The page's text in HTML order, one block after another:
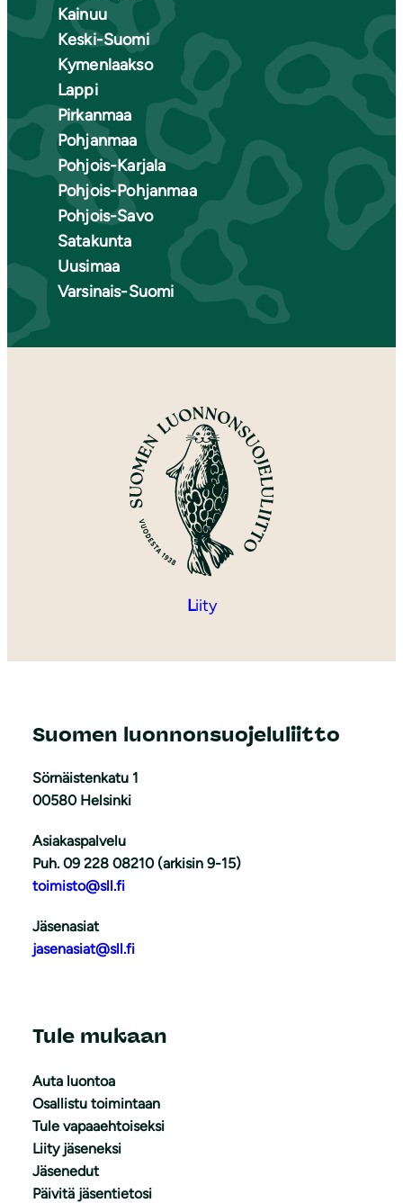
Kainuu
Keski-Suomi
Kymenlaakso
Lappi
Pirkanmaa
Pohjanmaa
Pohjois-Karjala
Pohjois-Pohjanmaa
Pohjois-Savo
Satakunta
Uusimaa
Varsinais-Suomi
Liity
Suomen luonnonsuojeluliitto
Sörnäistenkatu 1
00580 Helsinki
Asiakaspalvelu
Puh. 09 228 08210 (arkisin 9-15)
toimisto@sll.fi
Jäsenasiat
jasenasiat@sll.fi
Tule mukaan
Auta luontoa
Osallistu toimintaan
Tule vapaaehtoiseksi
Liity jäseneksi
Jäsenedut
Päivitä jäsentietosi